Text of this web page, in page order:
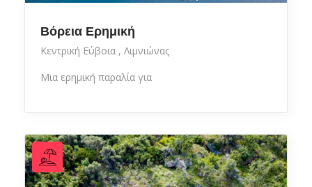
Βόρεια Ερημική
Κεντρική Εύβοια
Λιμνιώνας
Μια ερημική παραλία για